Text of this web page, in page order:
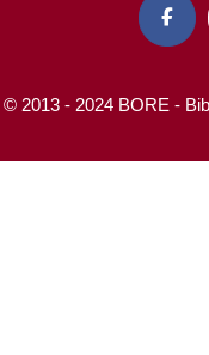

© 2013 - 2024 BORE -